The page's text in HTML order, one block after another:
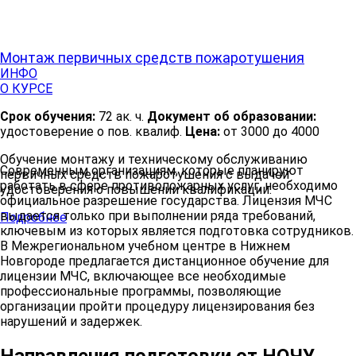
Монтаж первичных средств пожаротушения
ИНФО
О КУРСЕ
Срок обучения: 72 ак. ч. Документ об образовании:
удостоверение о пов. квалиф. Цена: от 3000 до 4000
Обучение монтажу и техническому обслуживанию
первичных средств пожаротушения с выдачей
удостоверения о повышении квалификации.
Подробнее
Современным организациям, которые планируют
работать в сфере противопожарных услуг, необходимо
официальное разрешение государства. Лицензия МЧС
выдается только при выполнении ряда требований,
ключевым из которых является подготовка сотрудников.
В Межрегиональном учебном центре в Нижнем
Новгороде предлагается дистанционное обучение для
лицензии МЧС, включающее все необходимые
профессиональные программы, позволяющие
организации пройти процедуру лицензирования без
нарушений и задержек.